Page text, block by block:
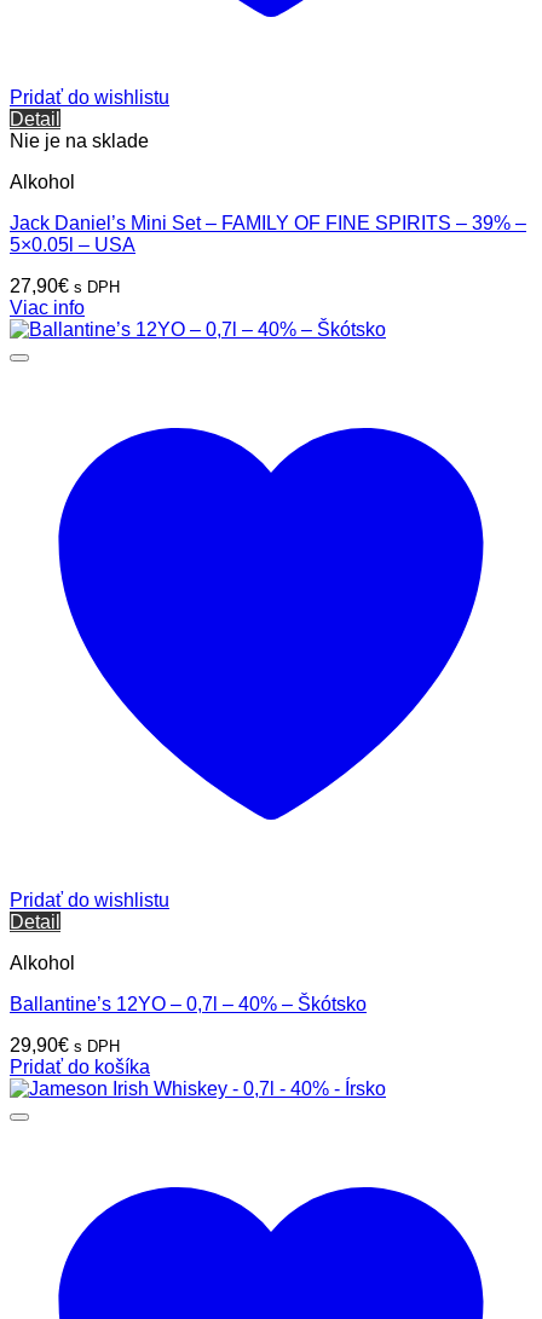
Pridať do wishlistu
Detail
Nie je na sklade
Alkohol
Jack Daniel’s Mini Set – FAMILY OF FINE SPIRITS – 39% –
5×0.05l – USA
27,90€ s DPH
Viac info
Pridať do wishlistu
Detail
Alkohol
Ballantine’s 12YO – 0,7l – 40% – Škótsko
29,90€ s DPH
Pridať do košíka